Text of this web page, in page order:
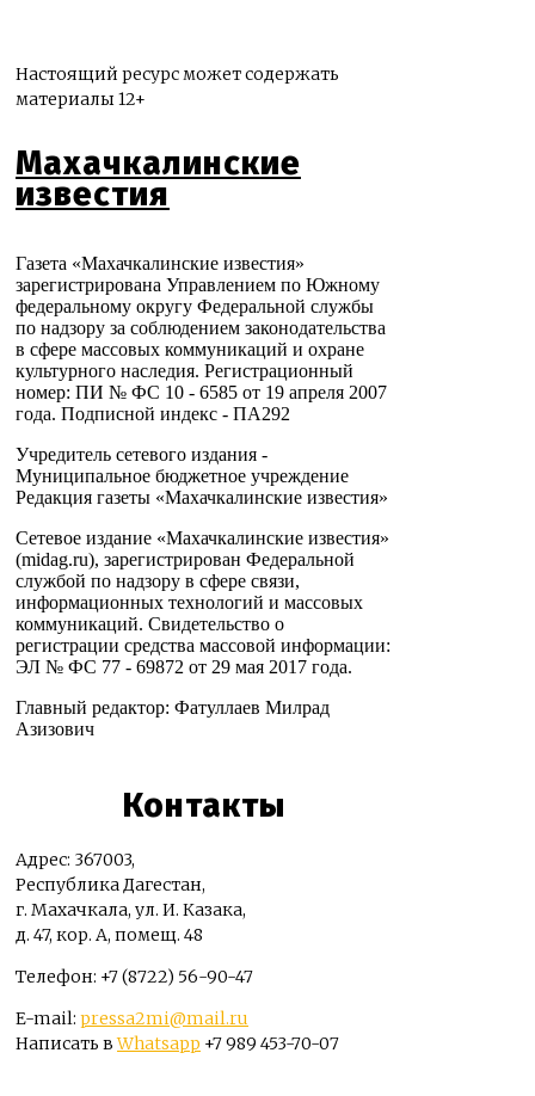
Настоящий ресурс может содержать
материалы 12+
Махачкалинские
известия
Газета «Махачкалинские известия»
зарегистрирована Управлением по Южному
федеральному округу Федеральной службы
по надзору за соблюдением законодательства
в сфере массовых коммуникаций и охране
культурного наследия. Регистрационный
номер: ПИ № ФС 10 - 6585 от 19 апреля 2007
года. Подписной индекс - ПА292
Учредитель сетевого издания -
Муниципальное бюджетное учреждение
Редакция газеты «Махачкалинские известия»
Сетевое издание «Махачкалинские известия»
(midag.ru), зарегистрирован Федеральной
службой по надзору в сфере связи,
информационных технологий и массовых
коммуникаций. Свидетельство о
регистрации средства массовой информации:
ЭЛ № ФС 77 - 69872 от 29 мая 2017 года.
Главный редактор: Фатуллаев Милрад
Азизович
Контакты
Адрес: 367003,
Республика Дагестан,
г. Махачкала, ул. И. Казака,
д. 47, кор. А, помещ. 48
Телефон: +7 (8722) 56-90-47
E-mail: pressa2mi@mail.ru
Написать вWhatsapp +7 989 453-70-07